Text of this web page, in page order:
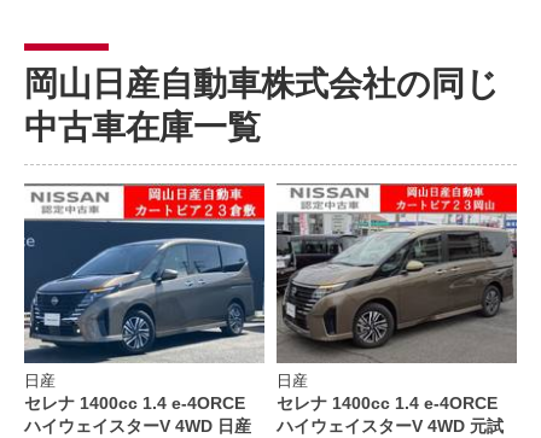
岡山日産自動車株式会社の同じ
中古車在庫一覧
日産
セレナ 1400cc 1.4 e-4ORCE
ハイウェイスターV 4WD 日産
日産
セレナ 1400cc 1.4 e-4ORCE
ハイウェイスターV 4WD 元試